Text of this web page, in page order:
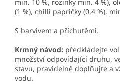
min. 10 %, rozinky min. 4 %),
(1 %), chilli papričky (0,4 %),
S barvivem a příchutěmi.
Krmný návod: předkládejte
množství odpovídající druhu,
stavu, pravidelně doplňujte a
vodu.